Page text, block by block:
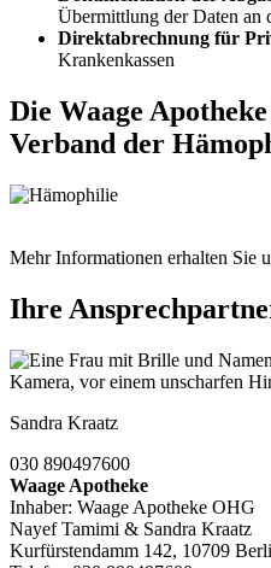
Übermittlung der Daten an
Direktabrechnung für
Krankenkassen
Die Waage
Verband der
Mehr Informationen erhalten Sie
Ihre
Sandra Kraatz
030 890497600
Waage Apotheke
Inhaber: Waage Apotheke OHG
Nayef Tamimi & Sandra Kraatz
Kurfürstendamm 142, 10709